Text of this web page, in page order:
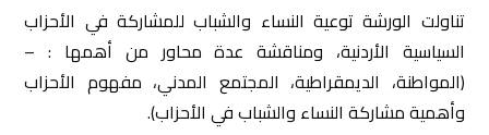
تناولت الورشة توعية النساء والشباب للمشاركة في الأحزاب
السياسية الأردنية، ومناقشة عدة محاور من أهمها : –
(المواطنة، الديمقراطية، المجتمع المدني، مفهوم الأحزاب
وأهمية مشاركة النساء والشباب في الأحزاب).